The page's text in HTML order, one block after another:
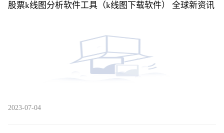
股票k线图分析软件工具（k线图下载软件） 全球新资讯
2023-07-04